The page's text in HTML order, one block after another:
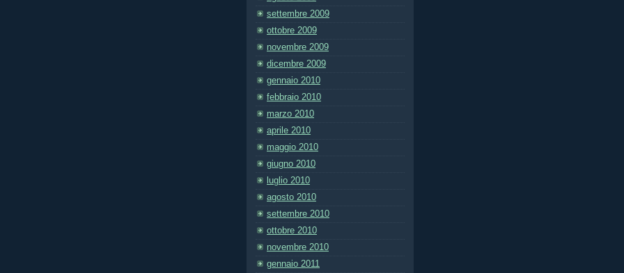
settembre 2009
ottobre 2009
novembre 2009
dicembre 2009
gennaio 2010
febbraio 2010
marzo 2010
aprile 2010
maggio 2010
giugno 2010
luglio 2010
agosto 2010
settembre 2010
ottobre 2010
novembre 2010
gennaio 2011